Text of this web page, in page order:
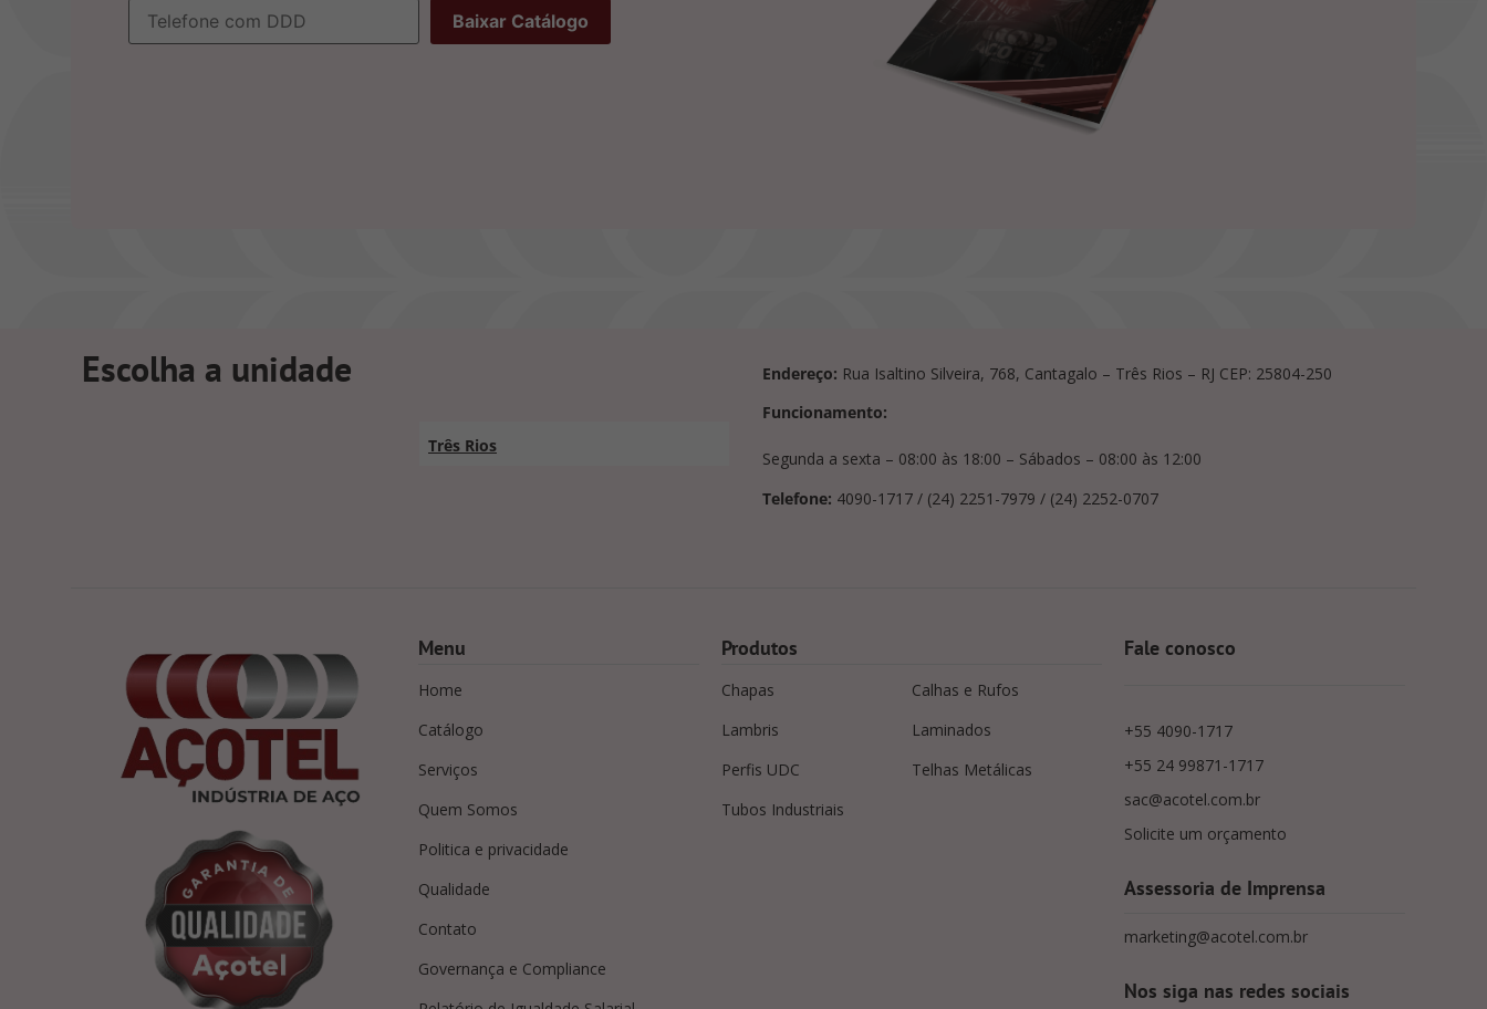
Escolha a unidade
Três Rios
Endereço: Rua Isaltino Silveira, 768, Cantagalo – Três Rios – RJ CEP: 25804-250
Funcionamento:
Segunda a sexta – 08:00 às 18:00 – Sábados – 08:00 às 12:00
Telefone: 4090-1717 / (24) 2251-7979 / (24) 2252-0707
Menu
Home
Catálogo
Serviços
Quem Somos
Politica e privacidade
Qualidade
Contato
Governança e Compliance
Produtos
Chapas
Calhas e Rufos
Lambris
Laminados
Perfis UDC
Telhas Metálicas
Tubos Industriais
Fale conosco
+55 4090-1717
+55 24 99871-1717
sac@acotel.com.br
Solicite um orçamento
Assessoria de Imprensa
marketing@acotel.com.br
Nos siga nas redes sociais